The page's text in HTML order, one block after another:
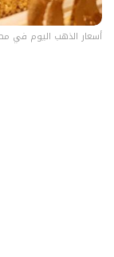
أسعار الذهب اليوم في